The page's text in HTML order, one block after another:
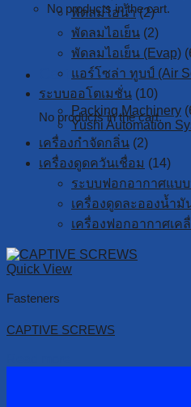
No products in the cart.
Cart
No products in the cart.
พัดลมไอน้ำ (2)
พัดลมไอเย็น (2)
พัดลมไอเย็น (Evap)
แอร์โซล่า ทูบป์ (Air
ระบบออโตเมชั่น (10)
Packing Machinery
Yushi Automation
เครื่องกำจัดกลิ่น (2)
เครื่องดูดควันเชื่อม (14)
ระบบฟอกอากาศแบ
เครื่องดูดละอองน้ำมั
เครื่องฟอกอากาศเค
Quick View
Fasteners
CAPTIVE SCREWS